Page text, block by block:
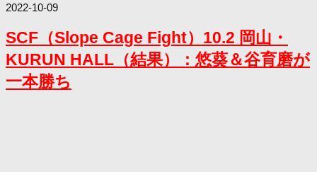
2022-10-09
SCF（Slope Cage Fight）10.2 岡山・
KURUN HALL（結果）：悠葵＆谷育磨が
一本勝ち